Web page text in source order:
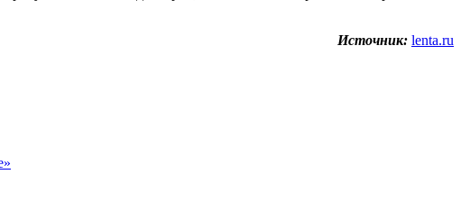
Источник: lenta.ru